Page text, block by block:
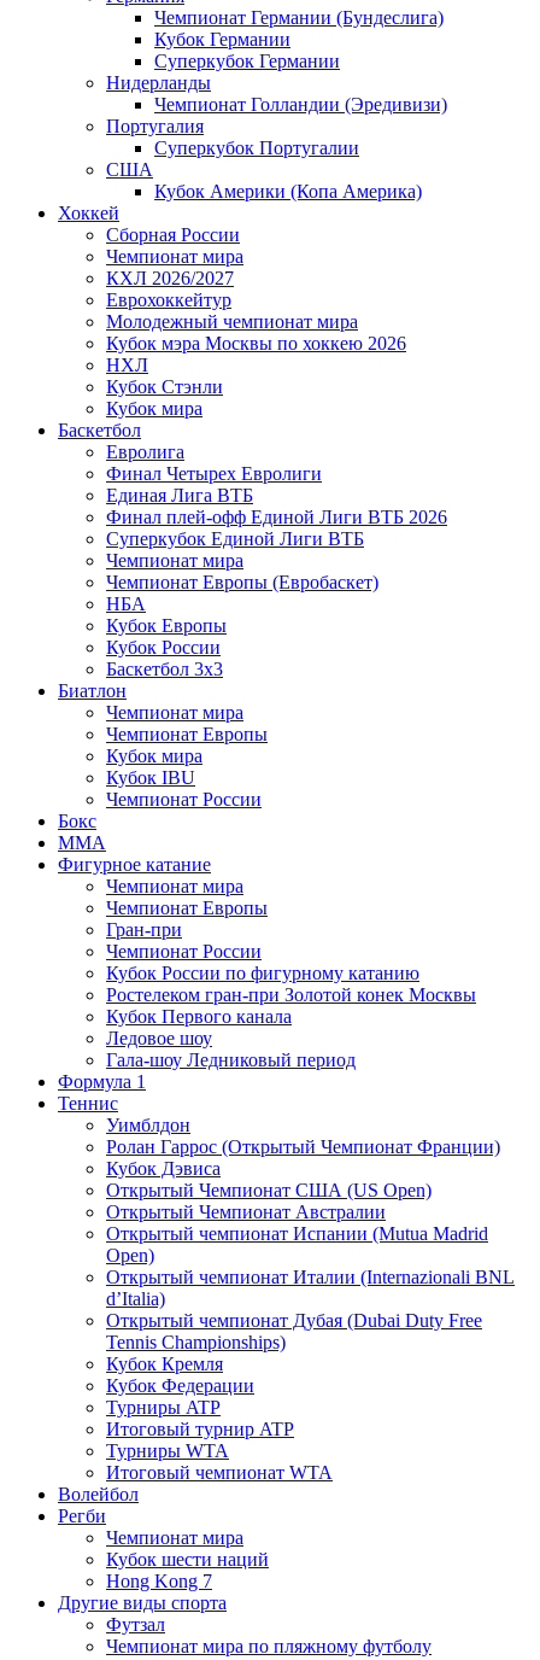
Чемпионат Германии (Бундеслига)
Кубок Германии
Суперкубок Германии
Нидерланды
Чемпионат Голландии (Эредивизи)
Португалия
Суперкубок Португалии
США
Кубок Америки (Копа Америка)
Хоккей
Сборная России
Чемпионат мира
КХЛ 2026/2027
Еврохоккейтур
Молодежный чемпионат мира
Кубок мэра Москвы по хоккею 2026
НХЛ
Кубок Стэнли
Кубок мира
Баскетбол
Евролига
Финал Четырех Евролиги
Единая Лига ВТБ
Финал плей-офф Единой Лиги ВТБ 2026
Суперкубок Единой Лиги ВТБ
Чемпионат мира
Чемпионат Европы (Евробаскет)
НБА
Кубок Европы
Кубок России
Баскетбол 3х3
Биатлон
Чемпионат мира
Чемпионат Европы
Кубок мира
Кубок IBU
Чемпионат России
Бокс
MMA
Фигурное катание
Чемпионат мира
Чемпионат Европы
Гран-при
Чемпионат России
Кубок России по фигурному катанию
Ростелеком гран-при Золотой конек Москвы
Кубок Первого канала
Ледовое шоу
Гала-шоу Ледниковый период
Формула 1
Теннис
Уимблдон
Ролан Гаррос (Открытый Чемпионат Франции)
Кубок Дэвиса
Открытый Чемпионат США (US Open)
Открытый Чемпионат Австралии
Открытый чемпионат Испании (Mutua Madrid
Open)
Открытый чемпионат Италии (Internazionali BNL
d’Italia)
Открытый чемпионат Дубая (Dubai Duty Free
Tennis Championships)
Кубок Кремля
Кубок Федерации
Турниры ATP
Итоговый турнир ATP
Турниры WTA
Итоговый чемпионат WTA
Волейбол
Регби
Чемпионат мира
Кубок шести наций
Hong Kong 7
Другие виды спорта
Футзал
Чемпионат мира по пляжному футболу